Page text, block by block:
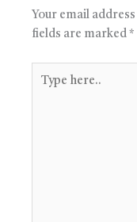
Your email
fields are marked *
here..